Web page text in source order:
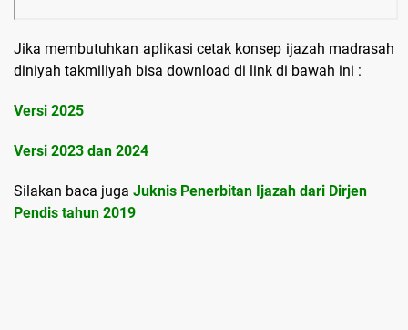
Jika membutuhkan aplikasi cetak konsep ijazah madrasah
diniyah takmiliyah bisa download di link di bawah ini :
Versi 2025
Versi 2023 dan 2024
Silakan baca juga Juknis Penerbitan Ijazah dari Dirjen
Pendis tahun 2019